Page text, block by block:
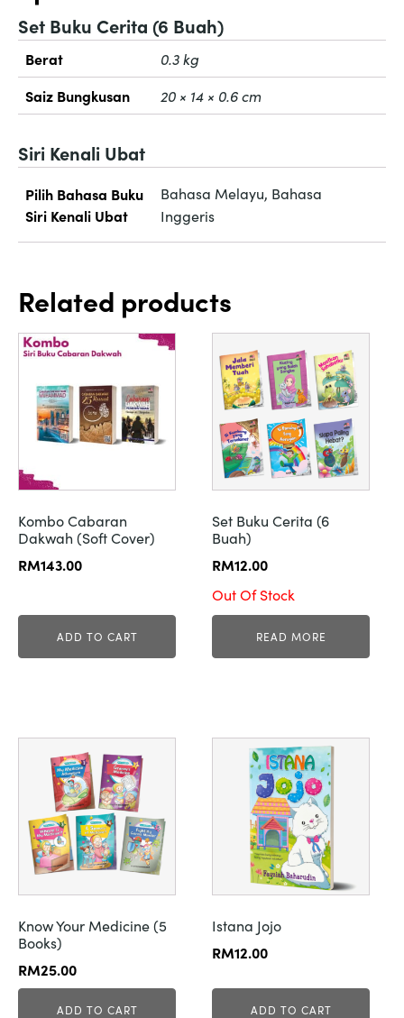
Set Buku Cerita (6 Buah)
Berat
0.3 kg
Saiz Bungkusan
20 × 14 × 0.6 cm
Siri Kenali Ubat
Pilih Bahasa Buku
Siri Kenali Ubat
Bahasa Melayu, Bahasa
Inggeris
Related products
Kombo Cabaran
Dakwah (Soft Cover)
RM143.00
ADD TO CART
Set Buku Cerita (6
Buah)
RM12.00
Out Of Stock
READ MORE
Know Your Medicine (5
Books)
RM25.00
ADD TO CART
Istana Jojo
RM12.00
ADD TO CART